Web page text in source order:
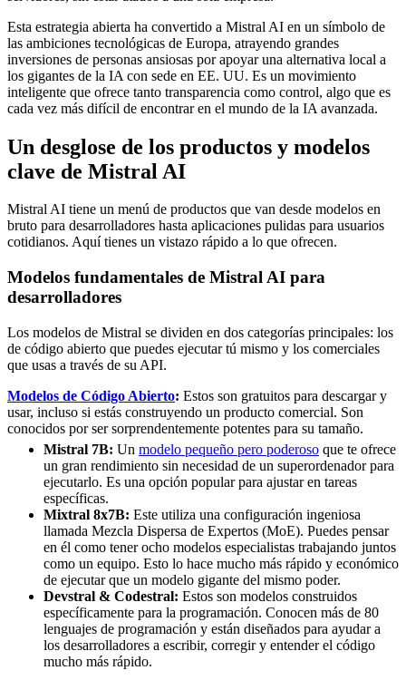
Esta estrategia abierta ha convertido a Mistral AI en un símbolo de
las ambiciones tecnológicas de Europa, atrayendo grandes
inversiones de personas ansiosas por apoyar una alternativa local a
los gigantes de la IA con sede en EE. UU. Es un movimiento
inteligente que ofrece tanto transparencia como control, algo que es
cada vez más difícil de encontrar en el mundo de la IA avanzada.
Un desglose de los productos y modelos
clave de Mistral AI
Mistral AI tiene un menú de productos que van desde modelos en
bruto para desarrolladores hasta aplicaciones pulidas para usuarios
cotidianos. Aquí tienes un vistazo rápido a lo que ofrecen.
Modelos fundamentales de Mistral AI para
desarrolladores
Los modelos de Mistral se dividen en dos categorías principales: los
de código abierto que puedes ejecutar tú mismo y los comerciales
que usas a través de su API.
Modelos de Código Abierto: Estos son gratuitos para descargar y
usar, incluso si estás construyendo un producto comercial. Son
conocidos por ser sorprendentemente potentes para su tamaño.
Mistral 7B: Un modelo pequeño pero poderoso que te ofrece
un gran rendimiento sin necesidad de un superordenador para
ejecutarlo. Es una opción popular para ajustar en tareas
específicas.
Mixtral 8x7B: Este utiliza una configuración ingeniosa
llamada Mezcla Dispersa de Expertos (MoE). Puedes pensar
en él como tener ocho modelos especialistas trabajando juntos
como un equipo. Esto lo hace mucho más rápido y económico
de ejecutar que un modelo gigante del mismo poder.
Devstral & Codestral: Estos son modelos construidos
específicamente para la programación. Conocen más de 80
lenguajes de programación y están diseñados para ayudar a
los desarrolladores a escribir, corregir y entender el código
mucho más rápido.